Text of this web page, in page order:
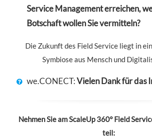
Service Management erreichen,
Botschaft wollen Sie vermitteln?
Die Zukunft des Field Service liegt in
Symbiose aus Mensch und
we.CONECT:Vielen Dank für das
Nehmen Sie am ScaleUp 360° Field
teil: